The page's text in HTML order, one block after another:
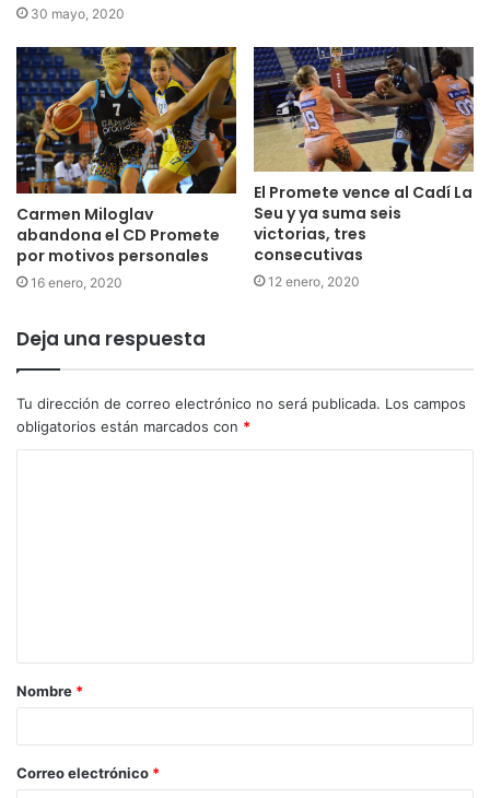
30 mayo, 2020
Carmen Miloglav
abandona el CD Promete
por motivos personales
16 enero, 2020
El Promete vence al Cadí La
Seu y ya suma seis
victorias, tres
consecutivas
12 enero, 2020
Deja una respuesta
Tu dirección de correo electrónico no será publicada. Los campos
obligatorios están marcados con *
Nombre *
Correo electrónico *